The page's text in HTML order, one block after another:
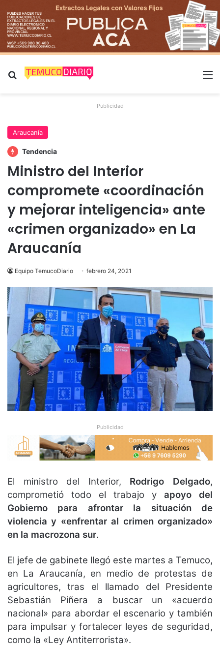
Buscar por
Publicidad
Araucanía
Tendencia
Ministro del Interior
compromete «coordinación
y mejorar inteligencia» ante
«crimen organizado» en La
Araucanía
Equipo TemucoDiario febrero 24, 2021
Publicidad
El ministro del Interior, Rodrigo Delgado,
comprometió todo el trabajo y apoyo del
Gobierno para afrontar la situación de
violencia y «enfrentar al crimen organizado»
en la macrozona sur.
El jefe de gabinete llegó este martes a Temuco,
en La Araucanía, en medio de protestas de
agricultores, tras el llamado del Presidente
Sebastián Piñera a buscar un «acuerdo
nacional» para abordar el escenario y también
para impulsar y fortalecer leyes de seguridad,
como la «Ley Antiterrorista».